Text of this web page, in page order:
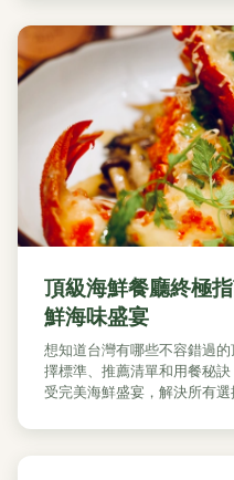
頂級海鮮餐廳終極
鮮海味盛宴
想知道台灣有哪些不容錯過
擇標準、推薦清單和用餐秘
受完美海鮮盛宴，解決所有選